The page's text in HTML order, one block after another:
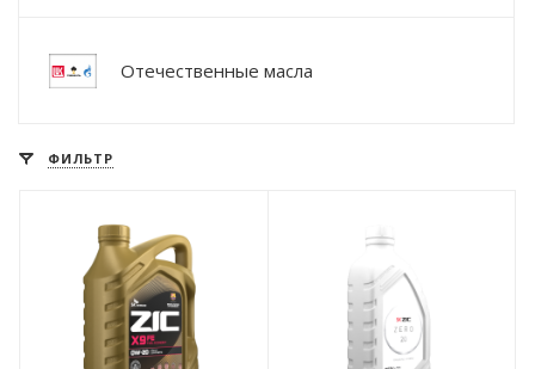
Отечественные масла
ФИЛЬТР